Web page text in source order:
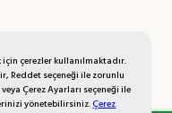
çerezler kullanılmaktadır.
Reddet seçeneği ile zorunlu
Çerez Ayarları seçeneği ile
yönetebilirsiniz.Çerez